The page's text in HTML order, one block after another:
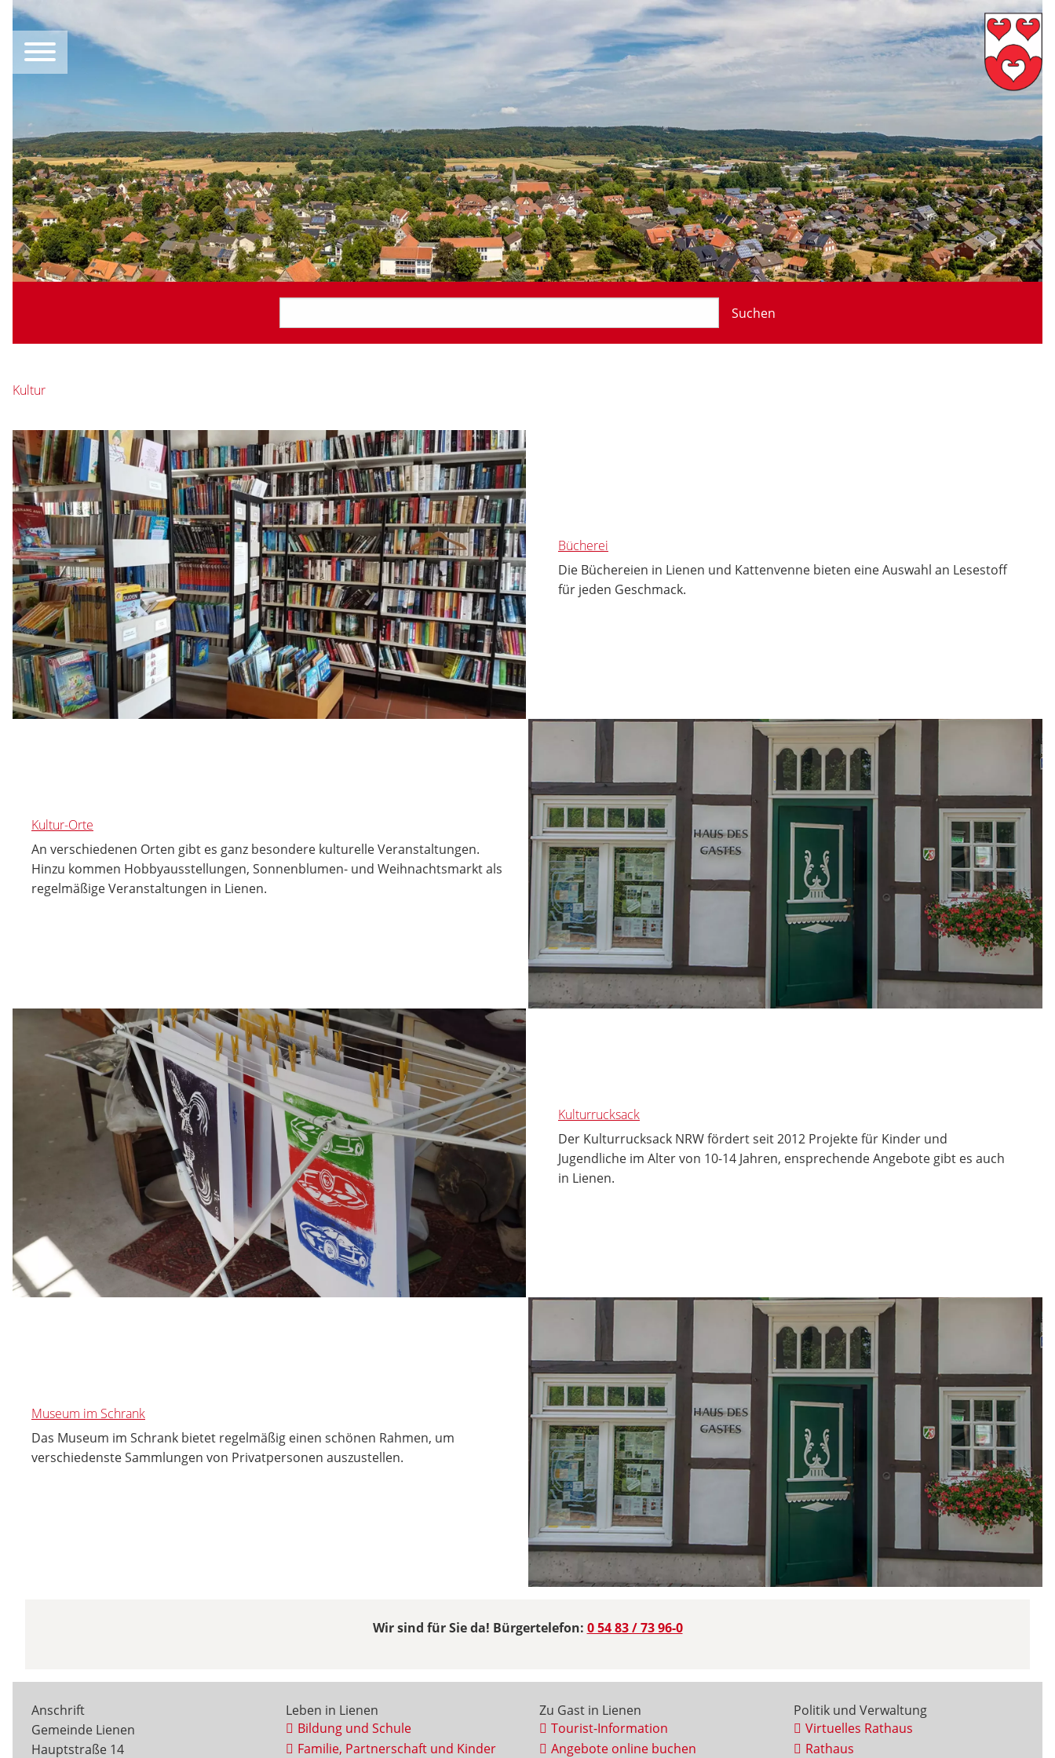
Suchen
Kultur
Bücherei
Die Büchereien in Lienen und Kattenvenne bieten eine Auswahl an Lesestoff
für jeden Geschmack.
Kultur-Orte
An verschiedenen Orten gibt es ganz besondere kulturelle Veranstaltungen.
Hinzu kommen Hobbyausstellungen, Sonnenblumen- und Weihnachtsmarkt als
regelmäßige Veranstaltungen in Lienen.
Kulturrucksack
Der Kulturrucksack NRW fördert seit 2012 Projekte für Kinder und
Jugendliche im Alter von 10-14 Jahren, ensprechende Angebote gibt es auch
in Lienen.
Museum im Schrank
Das Museum im Schrank bietet regelmäßig einen schönen Rahmen, um
verschiedenste Sammlungen von Privatpersonen auszustellen.
Wir sind für Sie da! Bürgertelefon: 0 54 83 / 73 96-0
Anschrift
Gemeinde Lienen
Hauptstraße 14
Leben in Lienen
Bildung und Schule
Familie, Partnerschaft und Kinder
Zu Gast in Lienen
Tourist-Information
Angebote online buchen
Politik und Verwaltung
Virtuelles Rathaus
Rathaus